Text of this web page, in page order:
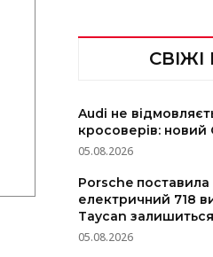
Audi не
кросоверів: новий
05.08.2026
Porsche поставила
електричний 718
Taycan залишиться
05.08.2026